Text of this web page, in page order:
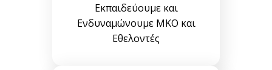
Εκπαιδεύουμε και
Ενδυναμώνουμε ΜΚΟ και
Εθελοντές